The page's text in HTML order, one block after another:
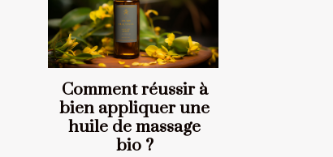
Comment réussir à
bien appliquer une
huile de massage
bio ?